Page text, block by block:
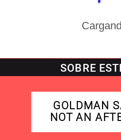
SOBRE
GOLDMAN
NOT AN